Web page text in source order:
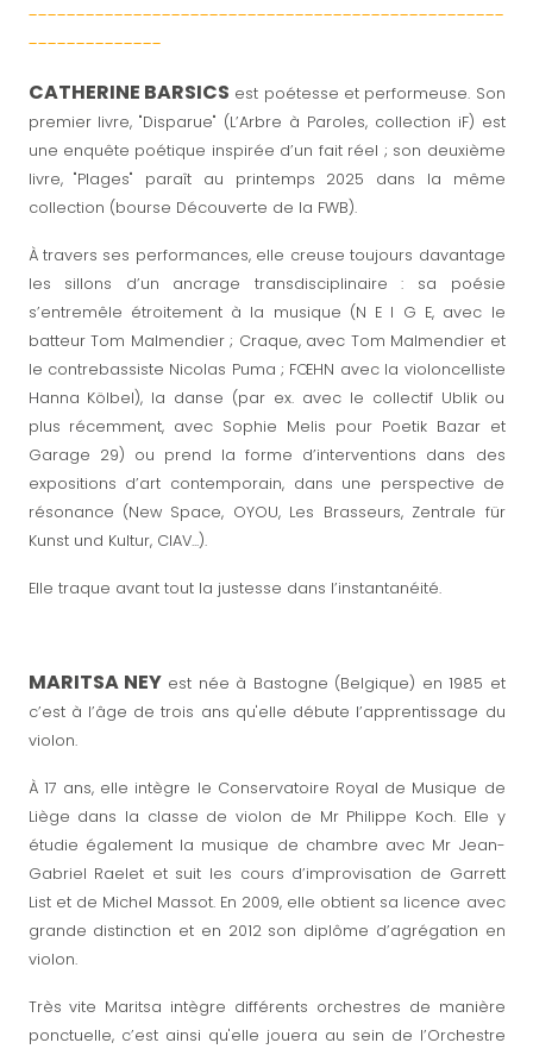
--------------------------------------------------
--------------
CATHERINE BARSICS est poétesse et performeuse. Son
premier livre, "Disparue" (L’Arbre à Paroles, collection iF) est
une enquête poétique inspirée d’un fait réel ; son deuxième
livre, "Plages" paraît au printemps 2025 dans la même
collection (bourse Découverte de la FWB).
À travers ses performances, elle creuse toujours davantage
les sillons d’un ancrage transdisciplinaire : sa poésie
s’entremêle étroitement à la musique (N E I G E, avec le
batteur Tom Malmendier ; Craque, avec Tom Malmendier et
le contrebassiste Nicolas Puma ; FŒHN avec la violoncelliste
Hanna Kölbel), la danse (par ex. avec le collectif Ublik ou
plus récemment, avec Sophie Melis pour Poetik Bazar et
Garage 29) ou prend la forme d’interventions dans des
expositions d’art contemporain, dans une perspective de
résonance (New Space, OYOU, Les Brasseurs, Zentrale für
Kunst und Kultur, CIAV...).
Elle traque avant tout la justesse dans l’instantanéité.
MARITSA NEY est née à Bastogne (Belgique) en 1985 et
c’est à l’âge de trois ans qu'elle débute l’apprentissage du
violon.
À 17 ans, elle intègre le Conservatoire Royal de Musique de
Liège dans la classe de violon de Mr Philippe Koch. Elle y
étudie également la musique de chambre avec Mr Jean-
Gabriel Raelet et suit les cours d’improvisation de Garrett
List et de Michel Massot. En 2009, elle obtient sa licence avec
grande distinction et en 2012 son diplôme d’agrégation en
violon.
Très vite Maritsa intègre différents orchestres de manière
ponctuelle, c’est ainsi qu'elle jouera au sein de l’Orchestre